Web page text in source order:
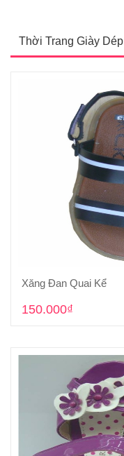
Thời Trang Giày Dép
Xăng Đan Quai Kể
150.000₫